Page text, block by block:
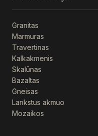
Granitas
Marmuras
Travertinas
Kalkakmenis
Skalūnas
Bazaltas
Gneisas
Lankstus akmuo
Mozaikos